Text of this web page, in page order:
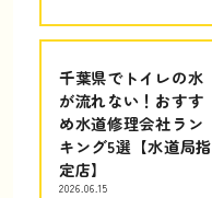
千葉県でトイレの水
が流れない！おすす
め水道修理会社ラン
キング5選【水道局指
定店】
2026.06.15